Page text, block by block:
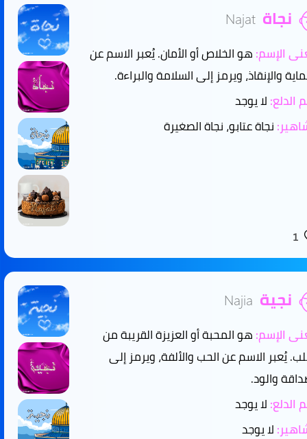
نجاة Najat
الإسم:هو الخلاص أو الأمان. يُعبر الاسم عن
والإنقاذ، ويرمز إلى السلامة والبراءة.
الدلع:لا يوجد
نجاة عتابو، نجاة الصغيرة
1
نجية Najia
الإسم:هو المحبة أو العزيزة القريبة من
يُعبر الاسم عن الحب والألفة، ويرمز إلى
والود.
الدلع:لا يوجد
لا يوجد